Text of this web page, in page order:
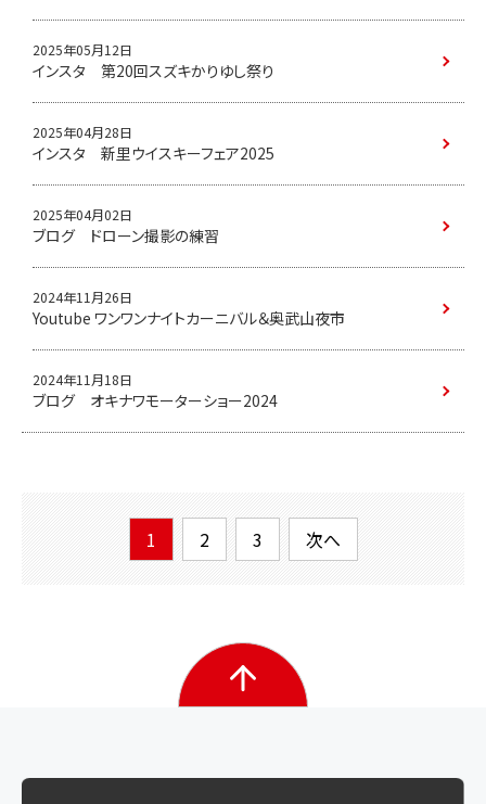
2025年05月12日
インスタ 第20回スズキかりゆし祭り
2025年04月28日
インスタ 新里ウイスキーフェア2025
2025年04月02日
ブログ ドローン撮影の練習
2024年11月26日
Youtube ワンワンナイトカーニバル＆奥武山夜市
2024年11月18日
ブログ オキナワモーターショー2024
1 2 3 次へ